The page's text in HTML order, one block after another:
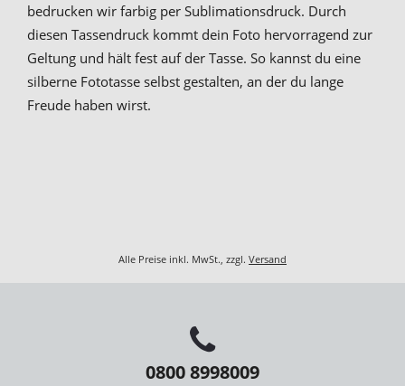
bedrucken wir farbig per Sublimationsdruck. Durch
diesen Tassendruck kommt dein Foto hervorragend zur
Geltung und hält fest auf der Tasse. So kannst du eine
silberne Fototasse selbst gestalten, an der du lange
Freude haben wirst.
Alle Preise inkl. MwSt., zzgl. Versand
0800 8998009